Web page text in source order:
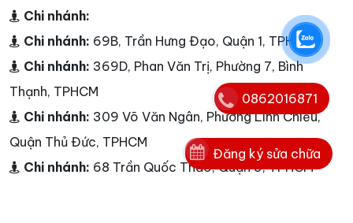
Chi nhánh:
Chi nhánh: 69B, Trần Hưng Đạo, Quận 1, TPHCM
Chi nhánh: 369D, Phan Văn Trị, Phường 7, Bình
Thạnh, TPHCM
Chi nhánh: 309 Võ Văn Ngân, Phường Linh Chiểu,
Quận Thủ Đức, TPHCM
Chi nhánh: 68 Trần Quốc Thảo, Quận 3, TPHCM
Đăng ký sửa chữa
0862016871